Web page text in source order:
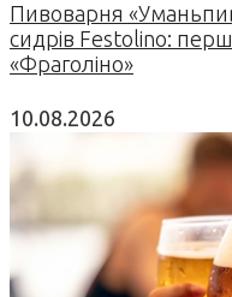
Пивоварня
сидрів Festolino:
«Фраголіно»
10.08.2026